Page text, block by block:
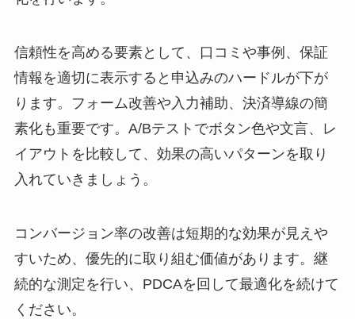
信頼性を高める要素として、口コミや事例、保証
情報を適切に表示すると申込みのハードルが下が
ります。フォーム改善や入力補助、決済導線の簡
素化も重要です。A/Bテストでボタン色や文言、レ
イアウトを比較して、効果の高いパターンを取り
入れていきましょう。
コンバージョン率の改善は短期的な効果が見えや
すいため、優先的に取り組む価値があります。継
続的な測定を行い、PDCAを回して最適化を続けて
ください。